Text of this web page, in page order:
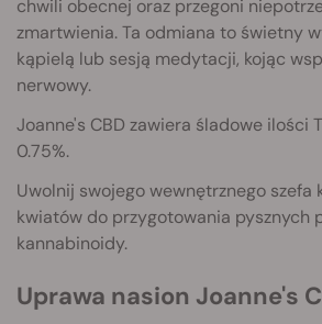
chwili obecnej oraz przegoni
zmartwienia. Ta odmiana to świetny
kąpielą lub sesją medytacji, kojąc
nerwowy.
Joanne's CBD zawiera śladowe ilości
0.75%.
Uwolnij swojego wewnętrznego szefa
kwiatów do przygotowania pysznych
kannabinoidy.
Uprawa nasion Joanne's